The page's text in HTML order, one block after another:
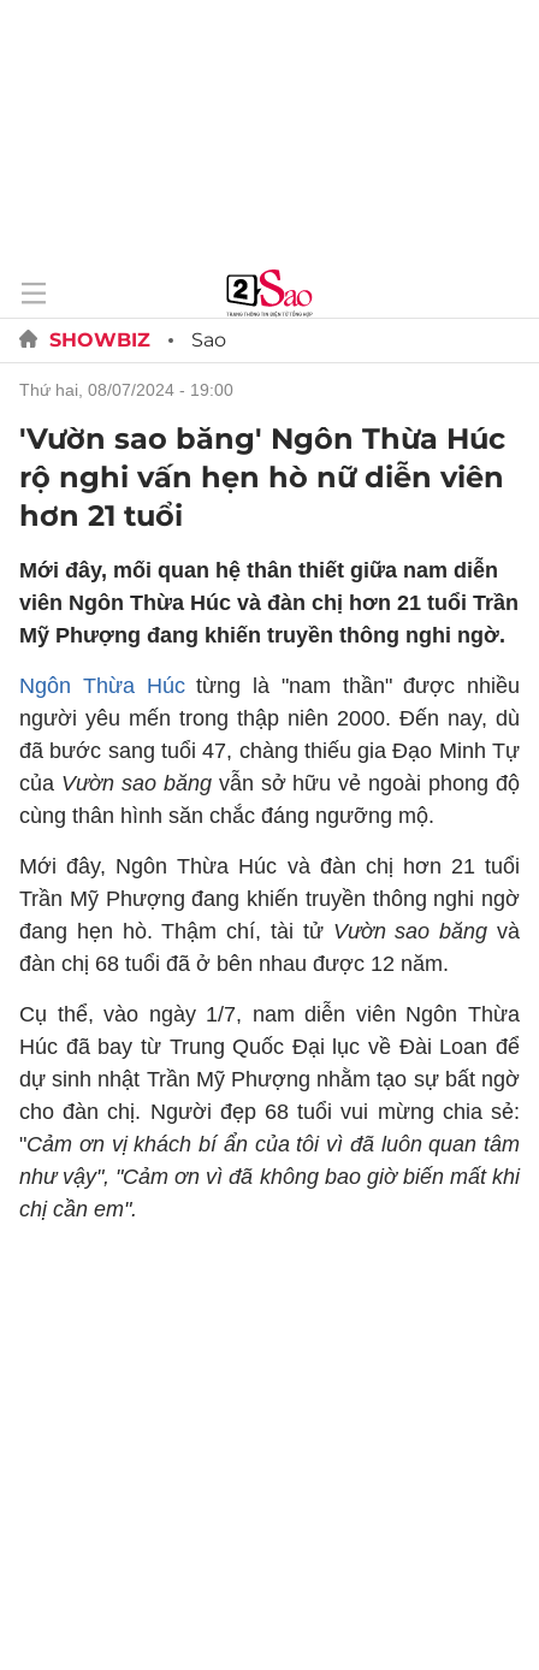
SHOWBIZ Sao
thứ hai, 08/07/2024 - 19:00
'Vườn sao băng' Ngôn Thừa Húc
rộ nghi vấn hẹn hò nữ diễn viên
hơn 21 tuổi
Mới đây, mối quan hệ thân thiết giữa nam diễn
viên Ngôn Thừa Húc và đàn chị hơn 21 tuổi Trần
Mỹ Phượng đang khiến truyền thông nghi ngờ.
Ngôn Thừa Húctừng là "nam thần" được nhiều
người yêu mến trong thập niên 2000. Đến nay, dù
đã bước sang tuổi 47, chàng thiếu gia Đạo Minh Tự
của Vườn sao băngvẫn sở hữu vẻ ngoài phong độ
cùng thân hình săn chắc đáng ngưỡng mộ.
Mới đây, Ngôn Thừa Húc và đàn chị hơn 21 tuổi
Trần Mỹ Phượng đang khiến truyền thông nghi ngờ
đang hẹn hò. Thậm chí, tài tử Vườn sao băng và
đàn chị 68 tuổi đã ở bên nhau được 12 năm.
Cụ thể, vào ngày 1/7, nam diễn viên Ngôn Thừa
Húc đã bay từ Trung Quốc Đại lục về Đài Loan để
dự sinh nhật Trần Mỹ Phượng nhằm tạo sự bất ngờ
cho đàn chị. Người đẹp 68 tuổi vui mừng chia sẻ:
"Cảm ơn vị khách bí ẩn của tôi vì đã luôn quan tâm
như vậy", "Cảm ơn vì đã không bao giờ biến mất khi
chị cần em".